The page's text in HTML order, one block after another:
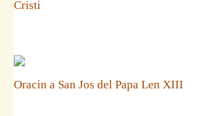
Cristi
Oracin a San Jos del Papa Len XIII